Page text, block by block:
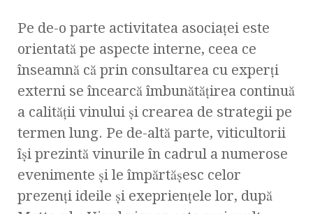
Pe de-o parte activitatea asociaţei este
orientată pe aspecte interne, ceea ce
înseamnă că prin consultarea cu experţi
externi se încearcă îmbunătăţirea continuă
a calităţii vinului şi crearea de strategii pe
termen lung. Pe de-altă parte, viticultorii
îşi prezintă vinurile în cadrul a numerose
evenimente şi le împărtăşesc celor
prezenţi ideile şi exeprienţele lor, după